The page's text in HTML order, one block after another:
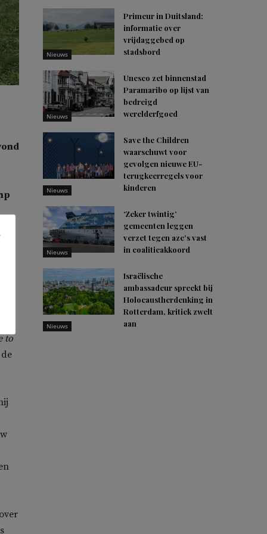
to
Nieuws
Primeur in Duitsland:
informatie over
vrijdaggebed op
stadsbord
Nieuws
Unesco zet binnenstad
Paramaribo op lijst van
bedreigd
werelderfgoed
Nieuws
Save the Children
waarschuwt voor
gevolgen nieuwe EU-
terugkeerregels voor
kinderen
Nieuws
‘Zeker twintig’
gemeenten leggen
verzet tegen azc’s vast
in coalitieakkoord
Nieuws
Israëlische
ambassadeur spreekt bij
Holocaustherdenking in
Rotterdam, kritiek zwelt
aan